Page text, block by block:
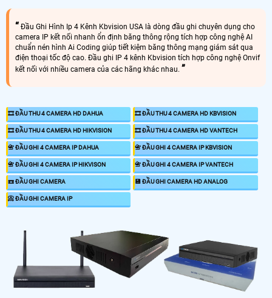
Đầu Ghi Hình Ip 4 Kênh Kbvision USA là dòng đầu ghi chuyên dụng cho
camera IP kết nối nhanh ổn định băng thông rộng tích hợp công nghệ AI
chuẩn nén hình Ai Coding giúp tiết kiệm băng thông mạng giám sát qua
điện thoại tốc độ cao. Đầu ghi IP 4 kênh Kbvision tích hợp công nghệ Onvif
kết nối với nhiều camera của các hãng khác nhau.
🎞 ĐẦU THU 4 CAMERA HD DAHUA 🎞 ĐẦU THU 4 CAMERA HD KBVISION
🎞 ĐẦU THU 4 CAMERA HD HIKVISION 🎞 ĐẦU THU 4 CAMERA HD VANTECH
📇 ĐẦU GHI 4 CAMERA IP DAHUA 📇 ĐẦU GHI 4 CAMERA IP KBVISION
📇 ĐẦU GHI 4 CAMERA IP HIKVISON 📇 ĐẦU GHI 4 CAMERA IP VANTECH
📼 ĐẦU GHI CAMERA 💾 ĐẦU GHI CAMERA HD ANALOG
📀 ĐẦU GHI CAMERA IP